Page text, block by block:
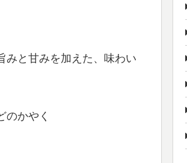
みと甘みを加えた、味わい
のかやく